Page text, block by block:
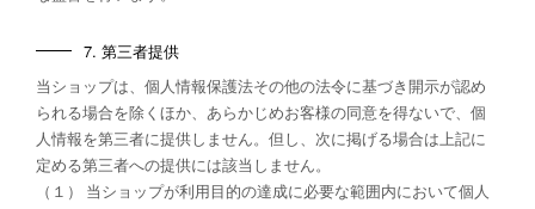
7. 第三者提供
当ショップは、個人情報保護法その他の法令に基づき開示が認め
られる場合を除くほか、あらかじめお客様の同意を得ないで、個
人情報を第三者に提供しません。但し、次に掲げる場合は上記に
定める第三者への提供には該当しません。
（１） 当ショップが利用目的の達成に必要な範囲内において個人